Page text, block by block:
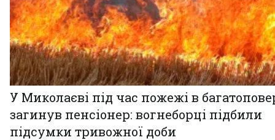
У Миколаєві під час пожежі в
загинув пенсіонер: вогнеборці підбили
підсумки тривожної доби